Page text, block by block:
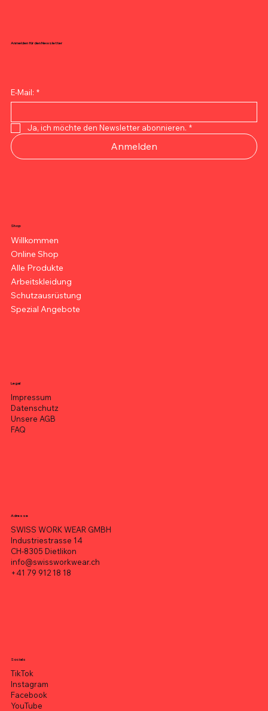
Anmelden für den Newsletter
E-Mail: *
Ja, ich möchte den Newsletter abonnieren. *
Anmelden
Shop
Willkommen
Online Shop
Alle Produkte
Arbeitskleidung
Schutzausrüstung
Spezial Angebote
Legal
Impressum
Datenschutz
Unsere AGB
FAQ
Adresse
SWISS WORK WEAR GMBH
Industriestrasse 14
CH-8305 Dietlikon
info@swissworkwear.ch
+41 79 912 18 18
Socials
TikTok
Instagram
Facebook
YouTube